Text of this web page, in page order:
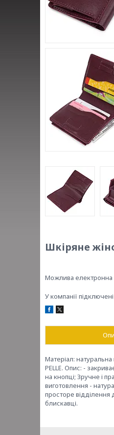
Шкіряне
У компанії
Матеріал:
PELLE. Опис: -
на кнопці; Зручне і
виготовлення -
просторе
блискавці.